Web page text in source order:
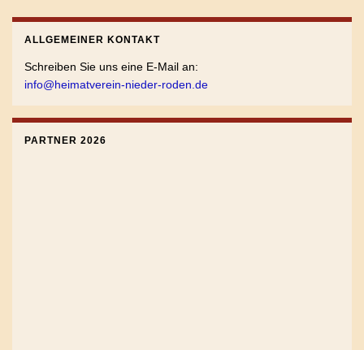
ALLGEMEINER KONTAKT
Schreiben Sie uns eine E-Mail an:
info@heimatverein-nieder-roden.de
PARTNER 2026